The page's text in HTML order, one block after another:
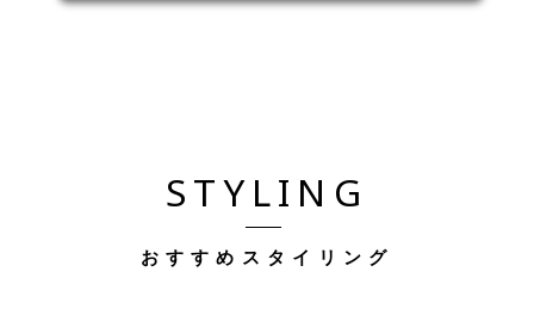
STYLING
おすすめスタイリング